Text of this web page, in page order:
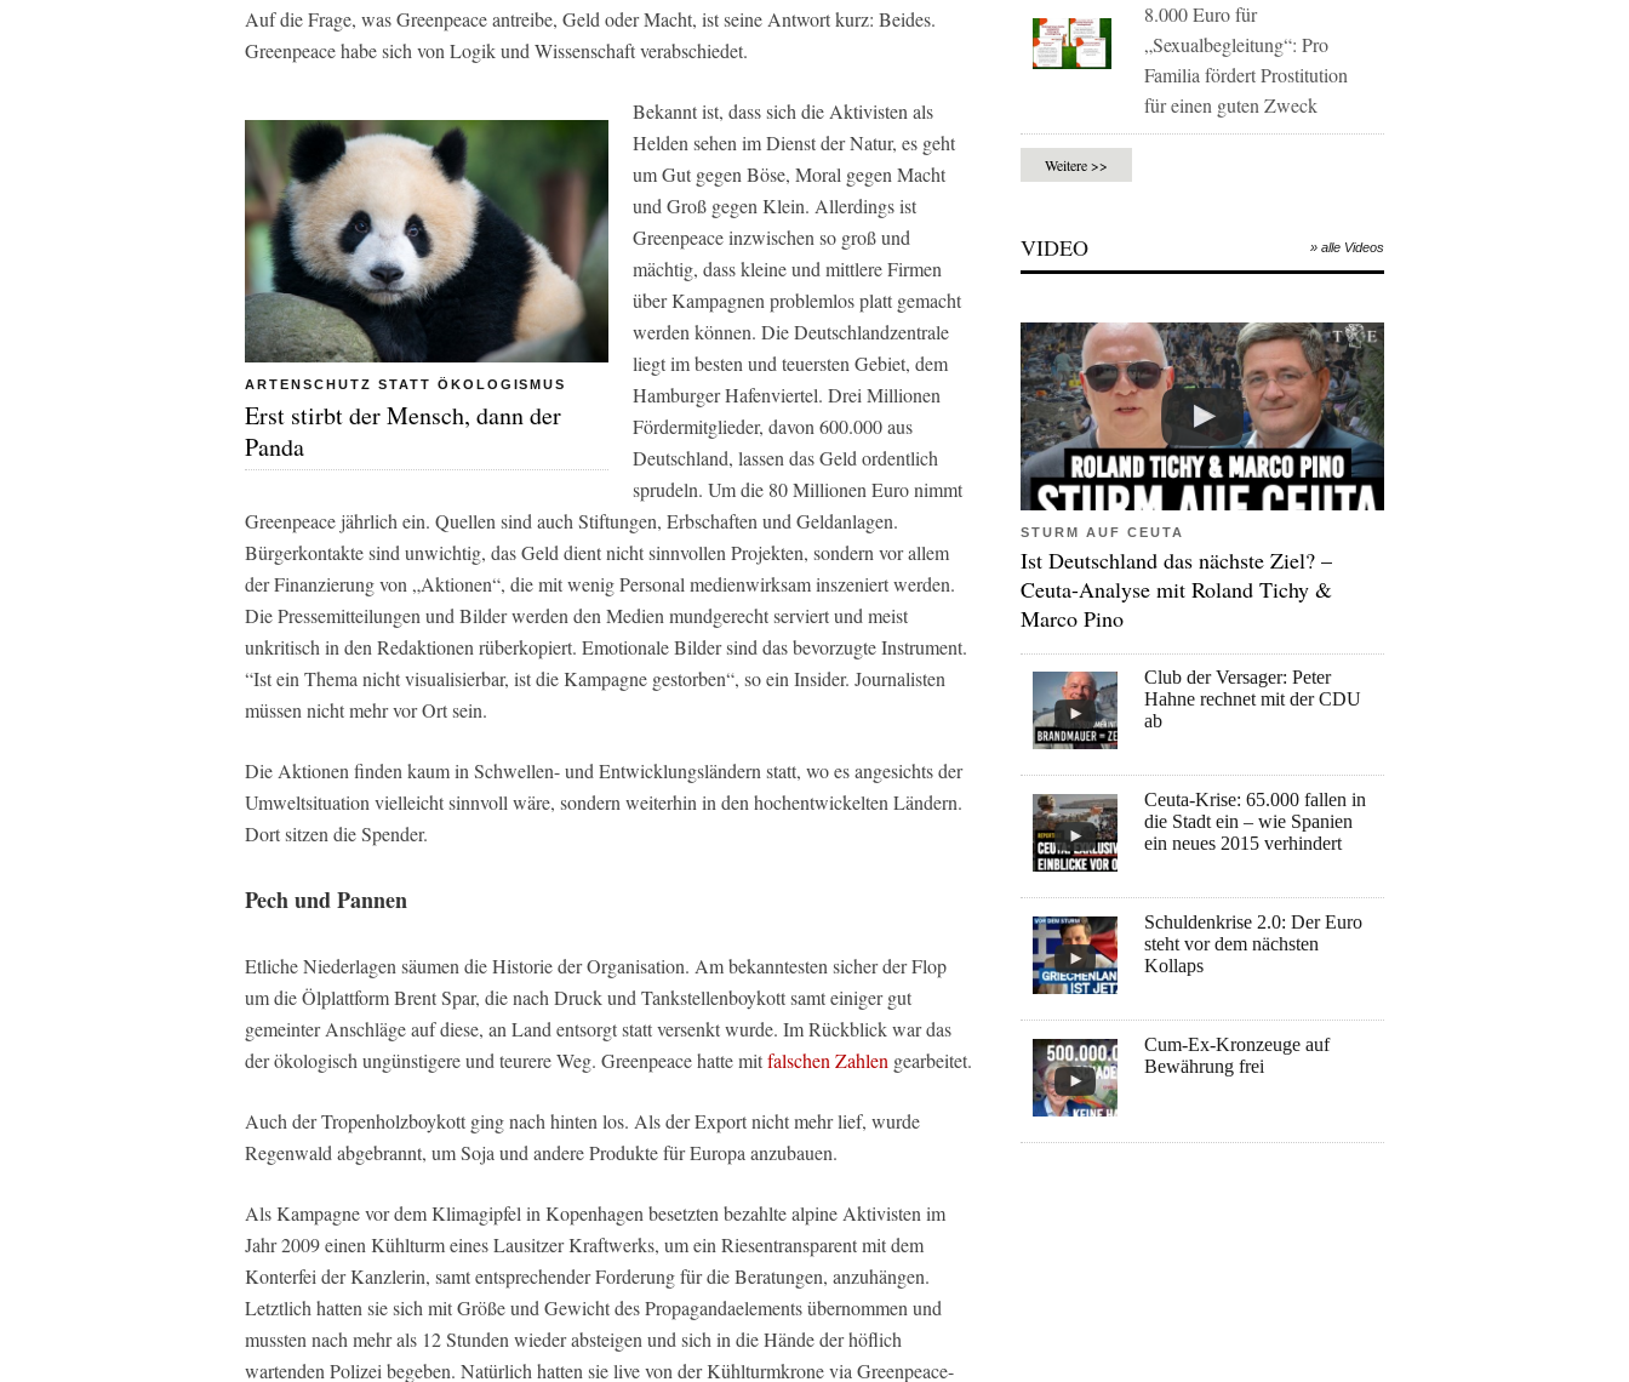
Auf die Frage, was Greenpeace antreibe, Geld oder Macht, ist seine Antwort kurz: Beides.
Greenpeace habe sich von Logik und Wissenschaft verabschiedet.
ARTENSCHUTZ STATT ÖKOLOGISMUS
Erst stirbt der Mensch, dann der
Panda
Bekannt ist, dass sich die Aktivisten als
Helden sehen im Dienst der Natur, es geht
um Gut gegen Böse, Moral gegen Macht
und Groß gegen Klein. Allerdings ist
Greenpeace inzwischen so groß und
mächtig, dass kleine und mittlere Firmen
über Kampagnen problemlos platt gemacht
werden können. Die Deutschlandzentrale
liegt im besten und teuersten Gebiet, dem
Hamburger Hafenviertel. Drei Millionen
Fördermitglieder, davon 600.000 aus
Deutschland, lassen das Geld ordentlich
sprudeln. Um die 80 Millionen Euro nimmt
Greenpeace jährlich ein. Quellen sind auch Stiftungen, Erbschaften und Geldanlagen.
Bürgerkontakte sind unwichtig, das Geld dient nicht sinnvollen Projekten, sondern vor allem
der Finanzierung von „Aktionen“, die mit wenig Personal medienwirksam inszeniert werden.
Die Pressemitteilungen und Bilder werden den Medien mundgerecht serviert und meist
unkritisch in den Redaktionen rüberkopiert. Emotionale Bilder sind das bevorzugte Instrument.
“Ist ein Thema nicht visualisierbar, ist die Kampagne gestorben“, so ein Insider. Journalisten
müssen nicht mehr vor Ort sein.
Die Aktionen finden kaum in Schwellen- und Entwicklungsländern statt, wo es angesichts der
Umweltsituation vielleicht sinnvoll wäre, sondern weiterhin in den hochentwickelten Ländern.
Dort sitzen die Spender.
Pech und Pannen
Etliche Niederlagen säumen die Historie der Organisation. Am bekanntesten sicher der Flop
um die Ölplattform Brent Spar, die nach Druck und Tankstellenboykott samt einiger gut
gemeinter Anschläge auf diese, an Land entsorgt statt versenkt wurde. Im Rückblick war das
der ökologisch ungünstigere und teurere Weg. Greenpeace hatte mitfalschen Zahlen gearbeitet.
Auch der Tropenholzboykott ging nach hinten los. Als der Export nicht mehr lief, wurde
Regenwald abgebrannt, um Soja und andere Produkte für Europa anzubauen.
Als Kampagne vor dem Klimagipfel in Kopenhagen besetzten bezahlte alpine Aktivisten im
Jahr 2009 einen Kühlturm eines Lausitzer Kraftwerks, um ein Riesentransparent mit dem
Konterfei der Kanzlerin, samt entsprechender Forderung für die Beratungen, anzuhängen.
Letztlich hatten sie sich mit Größe und Gewicht des Propagandaelements übernommen und
mussten nach mehr als 12 Stunden wieder absteigen und sich in die Hände der höflich
wartenden Polizei begeben. Natürlich hatten sie live von der Kühlturmkrone via Greenpeace-
8.000 Euro für
„Sexualbegleitung“: Pro
Familia fördert Prostitution
für einen guten Zweck
Weitere >>
VIDEO » alle Videos
STURM AUF CEUTA
Ist Deutschland das nächste Ziel? –
Ceuta-Analyse mit Roland Tichy &
Marco Pino
Club der Versager: Peter
Hahne rechnet mit der CDU
ab
Ceuta-Krise: 65.000 fallen in
die Stadt ein – wie Spanien
ein neues 2015 verhindert
Schuldenkrise 2.0: Der Euro
steht vor dem nächsten
Kollaps
Cum-Ex-Kronzeuge auf
Bewährung frei